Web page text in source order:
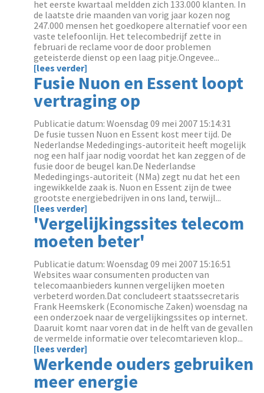
het eerste kwartaal meldden zich 133.000 klanten. In
de laatste drie maanden van vorig jaar kozen nog
247.000 mensen het goedkopere alternatief voor een
vaste telefoonlijn. Het telecombedrijf zette in
februari de reclame voor de door problemen
geteisterde dienst op een laag pitje.Ongevee...
[lees verder]
Fusie Nuon en Essent loopt
vertraging op
Publicatie datum: Woensdag 09 mei 2007 15:14:31
De fusie tussen Nuon en Essent kost meer tijd. De
Nederlandse Mededingings-autoriteit heeft mogelijk
nog een half jaar nodig voordat het kan zeggen of de
fusie door de beugel kan.De Nederlandse
Mededingings-autoriteit (NMa) zegt nu dat het een
ingewikkelde zaak is. Nuon en Essent zijn de twee
grootste energiebedrijven in ons land, terwijl...
[lees verder]
'Vergelijkingssites telecom
moeten beter'
Publicatie datum: Woensdag 09 mei 2007 15:16:51
Websites waar consumenten producten van
telecomaanbieders kunnen vergelijken moeten
verbeterd worden.Dat concludeert staatssecretaris
Frank Heemskerk (Economische Zaken) woensdag na
een onderzoek naar de vergelijkingssites op internet.
Daaruit komt naar voren dat in de helft van de gevallen
de vermelde informatie over telecomtarieven klop...
[lees verder]
Werkende ouders gebruiken
meer energie